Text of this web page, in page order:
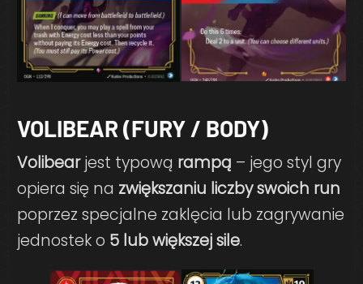
VOLIBEAR (FURY / BODY)
Volibearjest typową rampą – jego styl gry
opiera się na zwiększaniu liczby swoich run
poprzez specjalne zaklęcia lub zagrywanie
jednostek o 5 lub większej sile.